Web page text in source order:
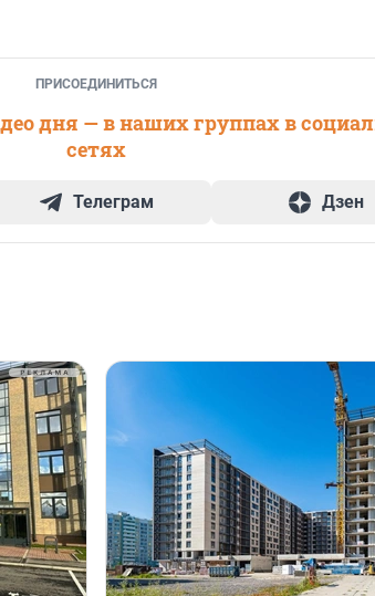
ПРИСОЕДИНИТЬСЯ
дня — в наших группах в
сетях
Телеграм Дзен